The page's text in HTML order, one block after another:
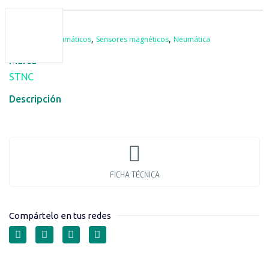
Cilindros neumáticos, Sensores magnéticos, Neumática
Marca
STNC
Descripción
FICHA TÉCNICA
Compártelo en tus redes